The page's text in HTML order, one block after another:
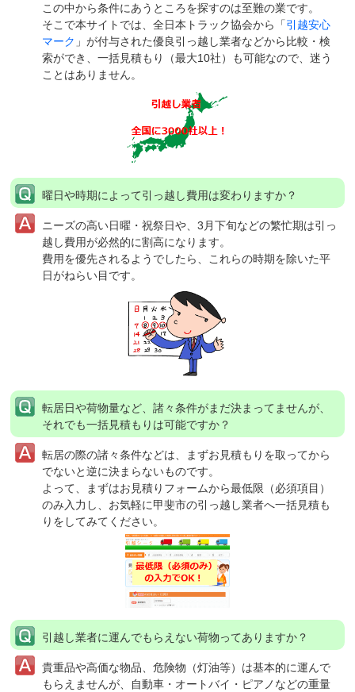
この中から条件にあうところを探すのは至難の業です。
そこで本サイトでは、全日本トラック協会から「引越安心
マーク 」が付与された優良引っ越し業者などから比較・検
索ができ、一括見積もり（最大10社）も可能なので、迷う
ことはありません。
曜日や時期によって引っ越し費用は変わりますか？
ニーズの高い日曜・祝祭日や、3月下旬などの繁忙期は引っ
越し費用が必然的に割高になります。
費用を優先されるようでしたら、これらの時期を除いた平
日がねらい目です。
転居日や荷物量など、諸々条件がまだ決まってませんが、
それでも一括見積もりは可能ですか？
転居の際の諸々条件などは、まずお見積もりを取ってから
でないと逆に決まらないものです。
よって、まずはお見積りフォームから最低限（必須項目）
のみ入力し、お気軽に甲斐市の引っ越し業者へ一括見積も
りをしてみてください。
引越し業者に運んでもらえない荷物ってありますか？
貴重品や高価な物品、危険物（灯油等）は基本的に運んで
もらえませんが、自動車・オートバイ・ピアノなどの重量